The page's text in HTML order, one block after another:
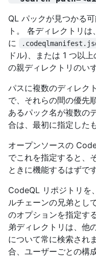
QL パックが見つかる
ト。 各ディレクトリ
に
ドル)、または 1 つ以
の親ディレクトリのい
パスに複数のディレク
で、それらの間の優先
あるパック名が複数の
合は、最初に指定した
オープンソースの
でこれを指定すると、
ときに機能するはずです
CodeQL リポジトリを
ルチェーンの兄弟とし
のオプションを指定す
弟ディレクトリは、他
について常に検索され
合、ユーザーごとの構